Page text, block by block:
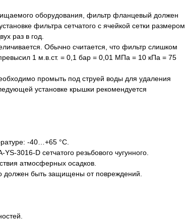
оборудования, фильтр фланцевый должен
фильтра сетчатого с ячейкой сетки размером
раз в год.
Обычно считается, что фильтр слишком
1 м.в.ст. = 0,1 бар = 0,01 МПа = 10 кПа = 75
промыть под струей воды для удаления
установке крышки рекомендуется
-40…+65 °С.
3016-D сетчатого резьбового чугунного.
атмосферных осадков.
должен быть защищены от повреждений.